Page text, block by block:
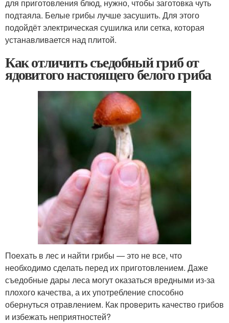
для приготовления блюд, нужно, чтобы заготовка чуть
подтаяла. Белые грибы лучше засушить. Для этого
подойдёт электрическая сушилка или сетка, которая
устанавливается над плитой.
Как отличить съедобный гриб от
ядовитого настоящего белого гриба
Поехать в лес и найти грибы — это не все, что
необходимо сделать перед их приготовлением. Даже
съедобные дары леса могут оказаться вредными из-за
плохого качества, а их употребление способно
обернуться отравлением. Как проверить качество грибов
и избежать неприятностей?